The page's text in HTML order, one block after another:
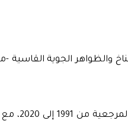
والظواهر الجوية